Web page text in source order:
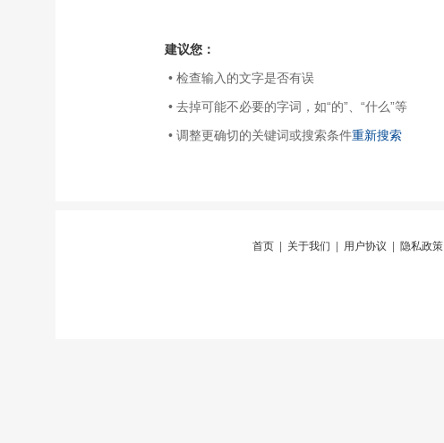
建议您：
• 检查输入的文字是否有误
• 去掉可能不必要的字词，如“的”、“什么”等
• 调整更确切的关键词或搜索条件重新搜索
首页 关于我们 用户协议 隐私政策